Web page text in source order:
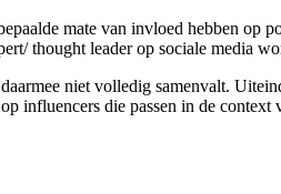
mate van invloed hebben op
thought leader op sociale media
niet volledig samenvalt.
influencers die passen in de context